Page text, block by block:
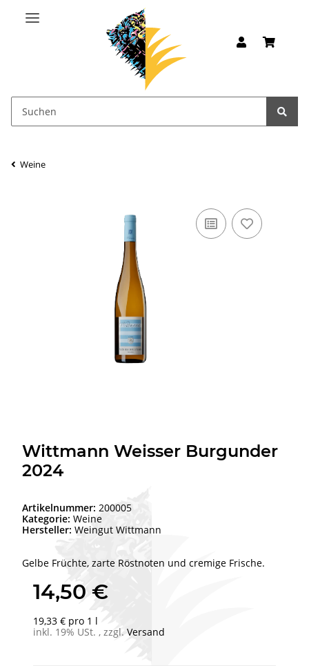
Weine
Wittmann Weisser Burgunder
2024
Artikelnummer: 200005
Kategorie: Weine
Hersteller: Weingut Wittmann
Gelbe Früchte, zarte Röstnoten und cremige Frische.
14,50 €
19,33 € pro 1 l
inkl. 19% USt. , zzgl. Versand